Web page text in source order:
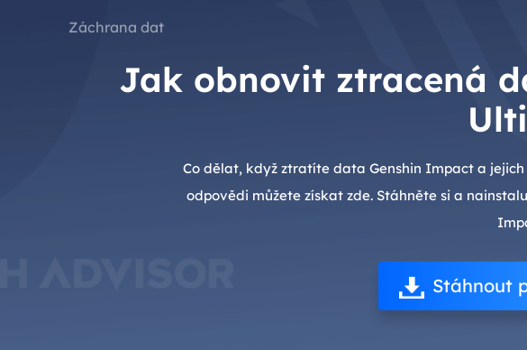
Záchrana dat
Jak obnovit ztracená
Co dělat, když ztratíte data Genshin Impact a
odpovědi můžete získat zde. Stáhněte si a
Stáhnout